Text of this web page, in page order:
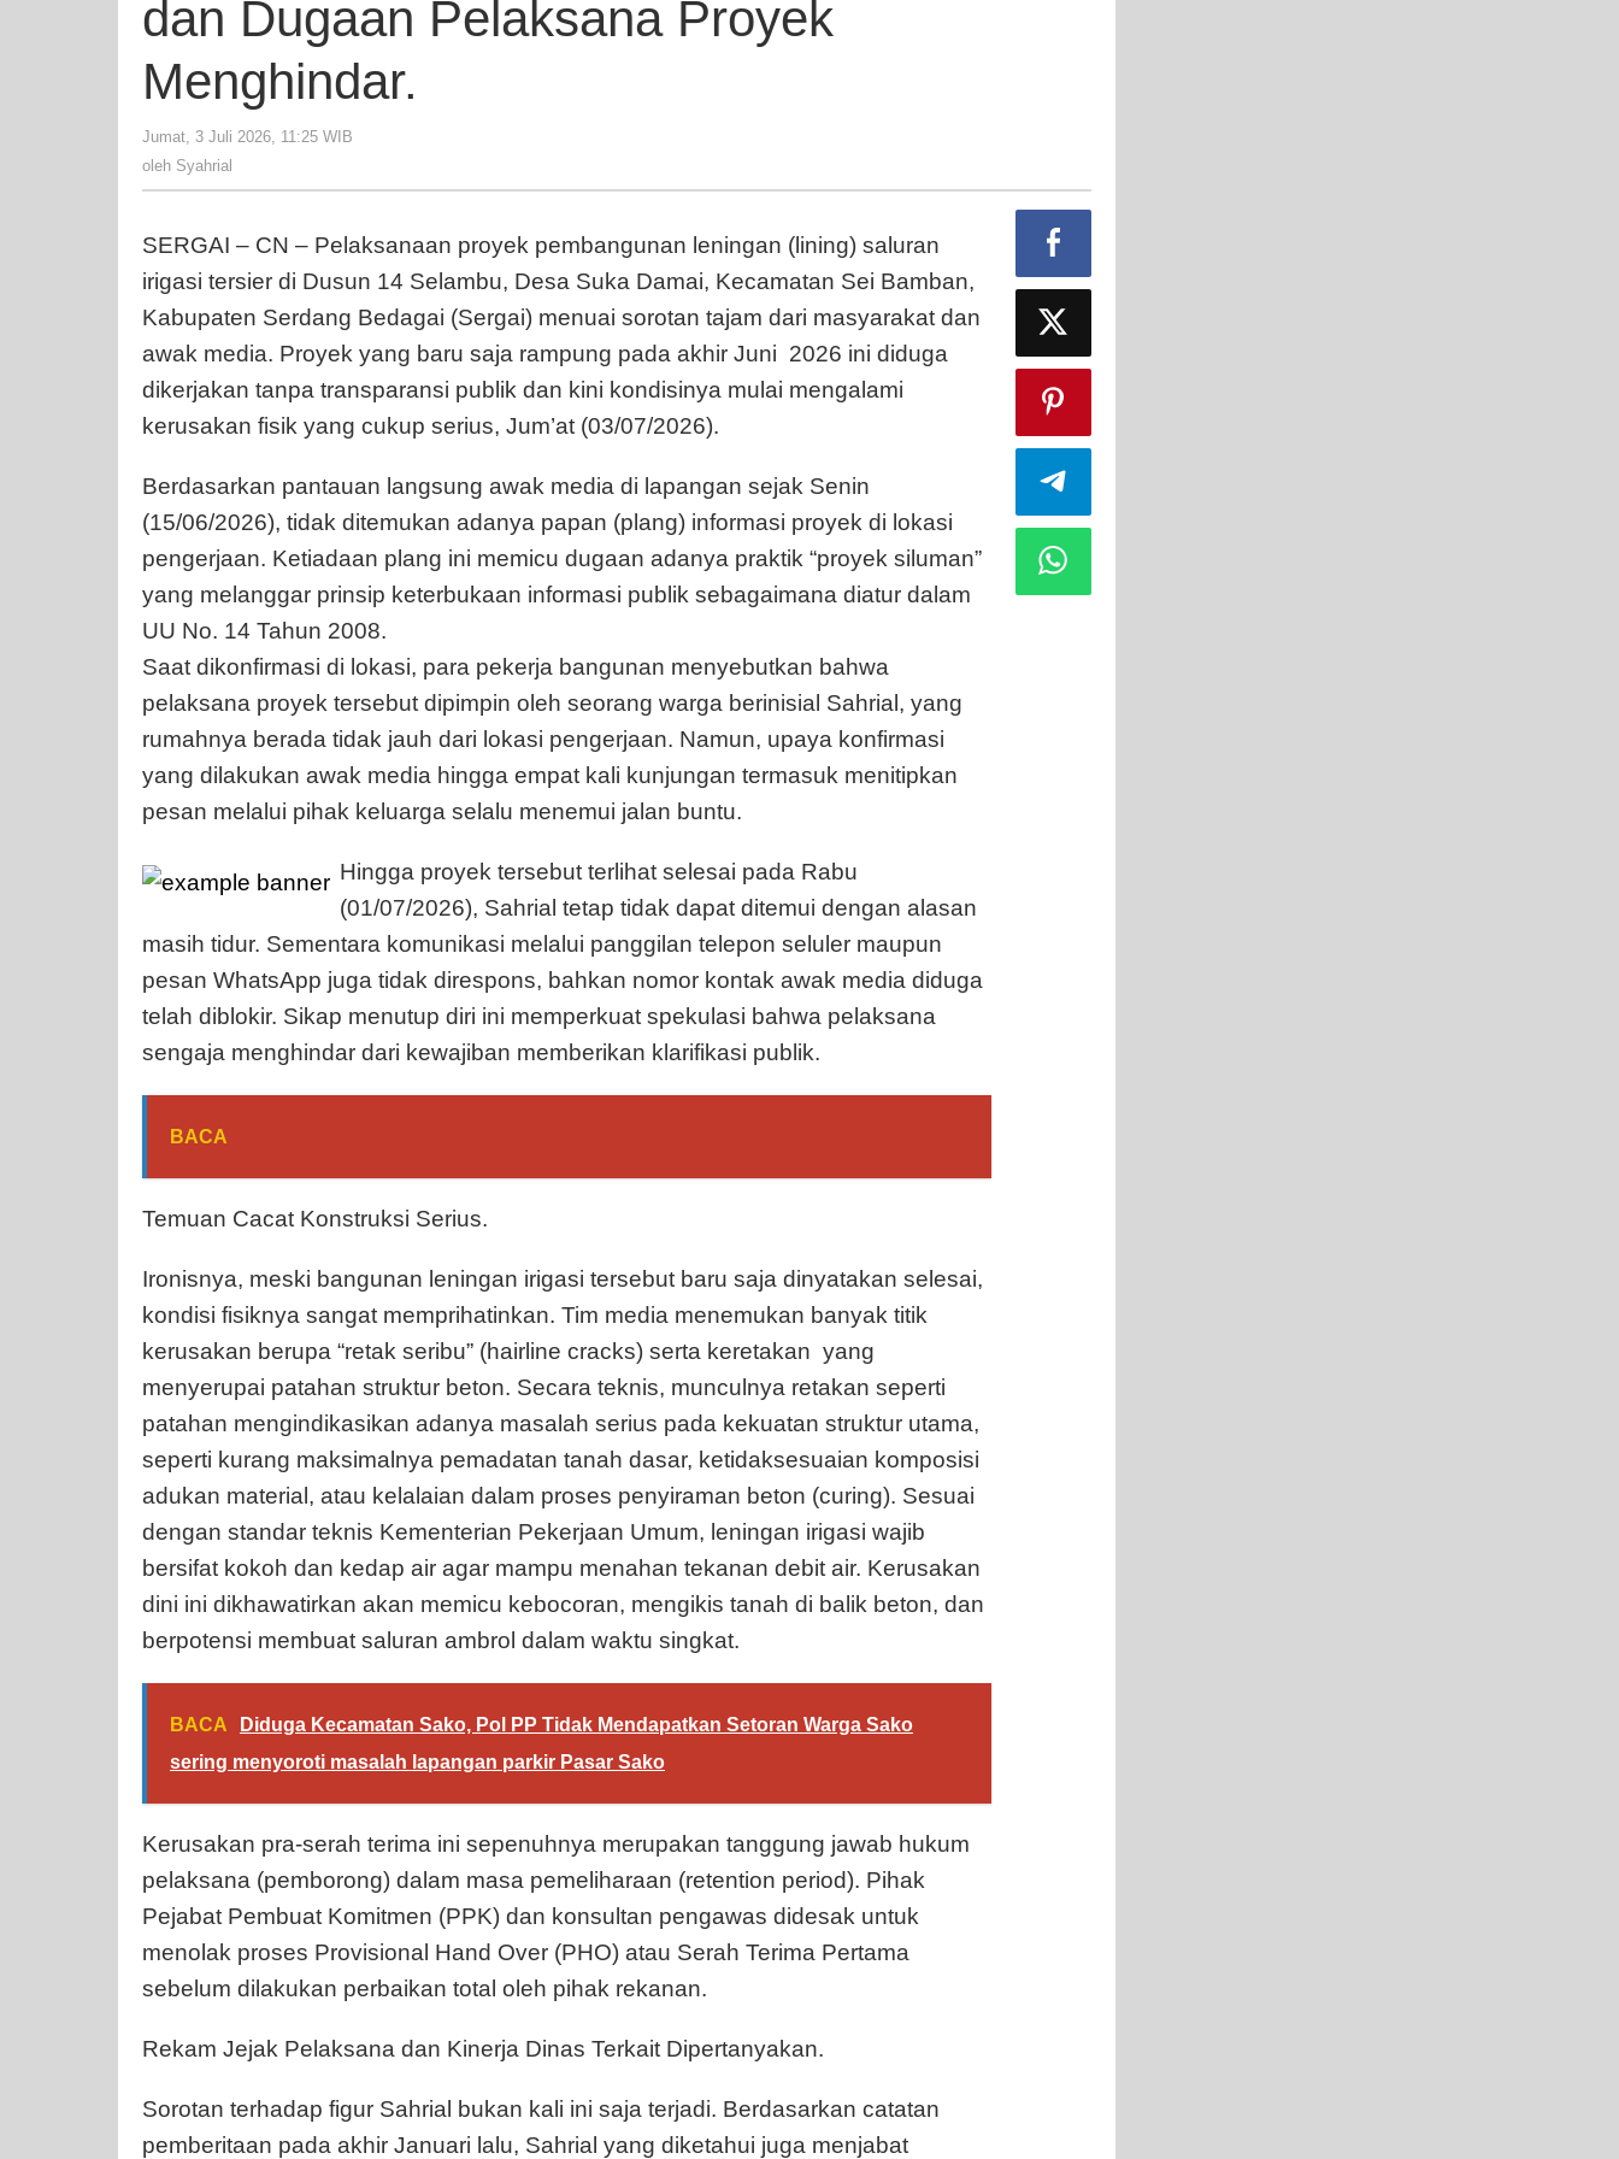
Selesai,
Ditemukan
Pelaksana
Menghindar.
dan Dugaan Pelaksana Proyek
Menghindar.
Jumat, 3 Juli 2026, 11:25 WIB
oleh Syahrial
SERGAI – CN – Pelaksanaan proyek pembangunan leningan (lining) saluran
irigasi tersier di Dusun 14 Selambu, Desa Suka Damai, Kecamatan Sei Bamban,
Kabupaten Serdang Bedagai (Sergai) menuai sorotan tajam dari masyarakat dan
awak media. Proyek yang baru saja rampung pada akhir Juni 2026 ini diduga
dikerjakan tanpa transparansi publik dan kini kondisinya mulai mengalami
kerusakan fisik yang cukup serius, Jum’at (03/07/2026).
Berdasarkan pantauan langsung awak media di lapangan sejak Senin
(15/06/2026), tidak ditemukan adanya papan (plang) informasi proyek di lokasi
pengerjaan. Ketiadaan plang ini memicu dugaan adanya praktik “proyek siluman”
yang melanggar prinsip keterbukaan informasi publik sebagaimana diatur dalam
UU No. 14 Tahun 2008.
Saat dikonfirmasi di lokasi, para pekerja bangunan menyebutkan bahwa
pelaksana proyek tersebut dipimpin oleh seorang warga berinisial Sahrial, yang
rumahnya berada tidak jauh dari lokasi pengerjaan. Namun, upaya konfirmasi
yang dilakukan awak media hingga empat kali kunjungan termasuk menitipkan
pesan melalui pihak keluarga selalu menemui jalan buntu.
Hingga proyek tersebut terlihat selesai pada Rabu
(01/07/2026), Sahrial tetap tidak dapat ditemui dengan alasan
masih tidur. Sementara komunikasi melalui panggilan telepon seluler maupun
pesan WhatsApp juga tidak direspons, bahkan nomor kontak awak media diduga
telah diblokir. Sikap menutup diri ini memperkuat spekulasi bahwa pelaksana
sengaja menghindar dari kewajiban memberikan klarifikasi publik.
BACA
Temuan Cacat Konstruksi Serius.
Ironisnya, meski bangunan leningan irigasi tersebut baru saja dinyatakan selesai,
kondisi fisiknya sangat memprihatinkan. Tim media menemukan banyak titik
kerusakan berupa “retak seribu” (hairline cracks) serta keretakan yang
menyerupai patahan struktur beton. Secara teknis, munculnya retakan seperti
patahan mengindikasikan adanya masalah serius pada kekuatan struktur utama,
seperti kurang maksimalnya pemadatan tanah dasar, ketidaksesuaian komposisi
adukan material, atau kelalaian dalam proses penyiraman beton (curing). Sesuai
dengan standar teknis Kementerian Pekerjaan Umum, leningan irigasi wajib
bersifat kokoh dan kedap air agar mampu menahan tekanan debit air. Kerusakan
dini ini dikhawatirkan akan memicu kebocoran, mengikis tanah di balik beton, dan
berpotensi membuat saluran ambrol dalam waktu singkat.
BACA
Diduga Kecamatan Sako, Pol PP Tidak Mendapatkan Setoran Warga Sako
sering menyoroti masalah lapangan parkir Pasar Sako
Kerusakan pra-serah terima ini sepenuhnya merupakan tanggung jawab hukum
pelaksana (pemborong) dalam masa pemeliharaan (retention period). Pihak
Pejabat Pembuat Komitmen (PPK) dan konsultan pengawas didesak untuk
menolak proses Provisional Hand Over (PHO) atau Serah Terima Pertama
sebelum dilakukan perbaikan total oleh pihak rekanan.
Rekam Jejak Pelaksana dan Kinerja Dinas Terkait Dipertanyakan.
Sorotan terhadap figur Sahrial bukan kali ini saja terjadi. Berdasarkan catatan
pemberitaan pada akhir Januari lalu, Sahrial yang diketahui juga menjabat